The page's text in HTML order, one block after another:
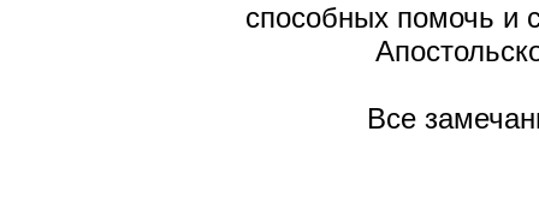
способных помочь и
Все